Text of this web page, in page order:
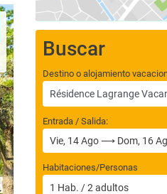
Buscar
Destino o alojamiento
Entrada / Salida:
Habitaciones/Personas
1 Hab. /2 adultos